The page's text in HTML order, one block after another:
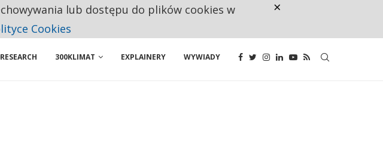
JEJ NIE POLECAJĄ
300KLIMAT EXPLAINERY WYWIADY
lub dostępu do plików cookies w
Cookies
×